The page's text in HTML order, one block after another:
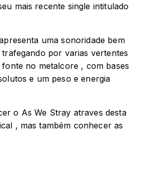
mais recente single intitulado
uma sonoridade bem
por varias vertentes
no metalcore , com bases
e um peso e energia
o As We Stray atraves desta
, mas também conhecer as